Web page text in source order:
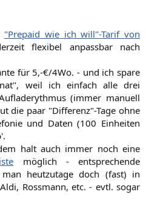
S
t
m
m
e
"Prepaid wie ich will"-Tarif von
flexibel anpassbar nach
für 5,-€/4Wo. - und ich spare
weil ich einfach alle drei
(immer manuell
die paar "Differenz"-Tage ohne
und Daten (100 Einheiten
halt auch immer noch eine
möglich - entsprechende
heutzutage doch (fast) in
Rossmann, etc. - evtl. sogar